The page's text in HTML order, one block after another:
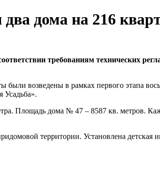
дома на 216
требованиям технических
возведены в рамках первого этапа
Усадьба».
Площадь дома № 47 – 8587 кв. метров.
территории. Установлена детская